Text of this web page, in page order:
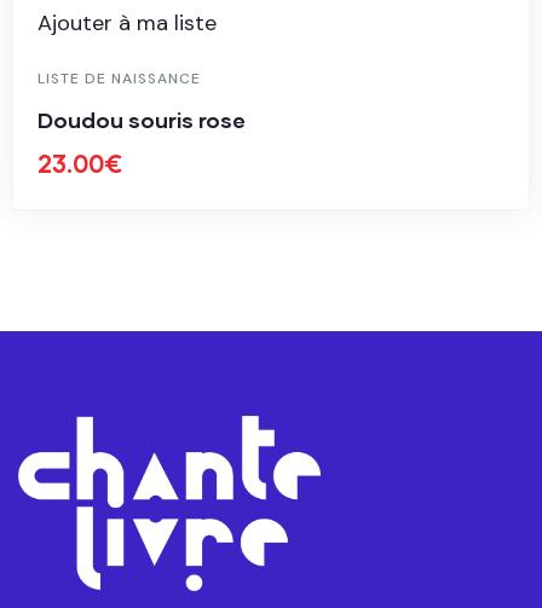
Ajouter à ma liste
LISTE DE NAISSANCE
Doudou souris rose
23.00€